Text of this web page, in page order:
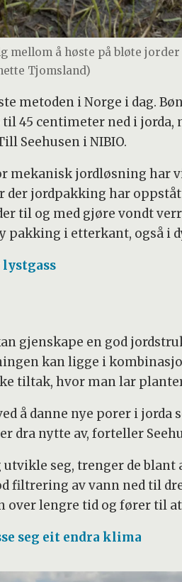
mellom å høste på bløte
Tjomsland)
metoden i Norge i dag.
45 centimeter ned i jorda,
Seehusen i NIBIO.
mekanisk jordløsning har
jordpakking har
til og med gjøre vondt
pakking i etterkant, også i
gjenskape en god
kan ligge i
tiltak, hvor man lar
å danne nye porer i jorda
dra nytte av, forteller
seg, trenger de
filtrering av vann ned til
over lengre tid og fører til
seg eit endra klima